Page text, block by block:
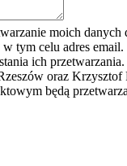
moich
tym celu adres
ich
oraz
będą